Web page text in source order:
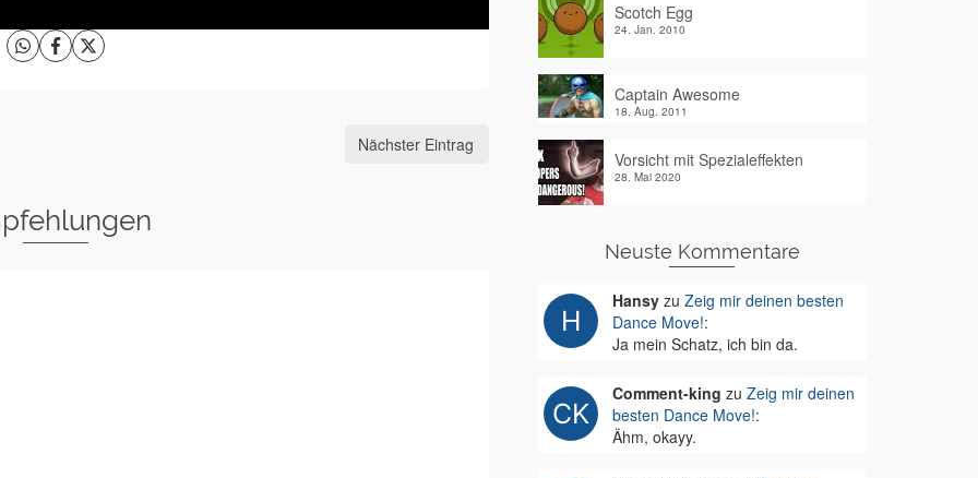
Nächster Eintrag
Scotch Egg
24. Jan. 2010
Captain Awesome
18. Aug. 2011
Vorsicht mit Spezialeffekten
28. Mai 2020
Neuste Kommentare
Hansyzu Zeig mir deinen besten
Dance Move!:
Ja mein Schatz, ich bin da.
Comment-king zu Zeig mir deinen
besten Dance Move!:
Ähm, okayy.